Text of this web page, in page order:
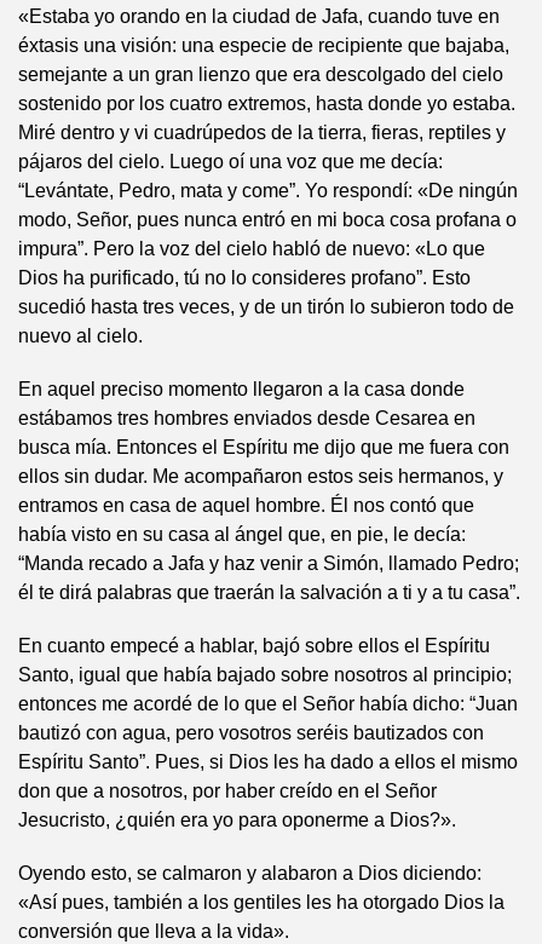
«Estaba yo orando en la ciudad de Jafa, cuando tuve en
éxtasis una visión: una especie de recipiente que bajaba,
semejante a un gran lienzo que era descolgado del cielo
sostenido por los cuatro extremos, hasta donde yo estaba.
Miré dentro y vi cuadrúpedos de la tierra, fieras, reptiles y
pájaros del cielo. Luego oí una voz que me decía:
“Levántate, Pedro, mata y come”. Yo respondí: «De ningún
modo, Señor, pues nunca entró en mi boca cosa profana o
impura”. Pero la voz del cielo habló de nuevo: «Lo que
Dios ha purificado, tú no lo consideres profano”. Esto
sucedió hasta tres veces, y de un tirón lo subieron todo de
nuevo al cielo.
En aquel preciso momento llegaron a la casa donde
estábamos tres hombres enviados desde Cesarea en
busca mía. Entonces el Espíritu me dijo que me fuera con
ellos sin dudar. Me acompañaron estos seis hermanos, y
entramos en casa de aquel hombre. Él nos contó que
había visto en su casa al ángel que, en pie, le decía:
“Manda recado a Jafa y haz venir a Simón, llamado Pedro;
él te dirá palabras que traerán la salvación a ti y a tu casa”.
En cuanto empecé a hablar, bajó sobre ellos el Espíritu
Santo, igual que había bajado sobre nosotros al principio;
entonces me acordé de lo que el Señor había dicho: “Juan
bautizó con agua, pero vosotros seréis bautizados con
Espíritu Santo”. Pues, si Dios les ha dado a ellos el mismo
don que a nosotros, por haber creído en el Señor
Jesucristo, ¿quién era yo para oponerme a Dios?».
Oyendo esto, se calmaron y alabaron a Dios diciendo:
«Así pues, también a los gentiles les ha otorgado Dios la
conversión que lleva a la vida».